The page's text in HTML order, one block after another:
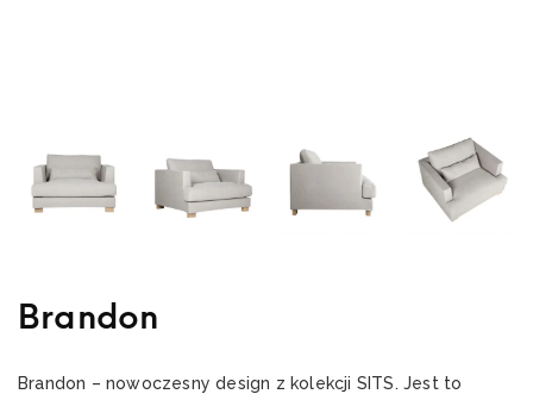
Brandon
Brandon – nowoczesny design z kolekcji SITS. Jest to